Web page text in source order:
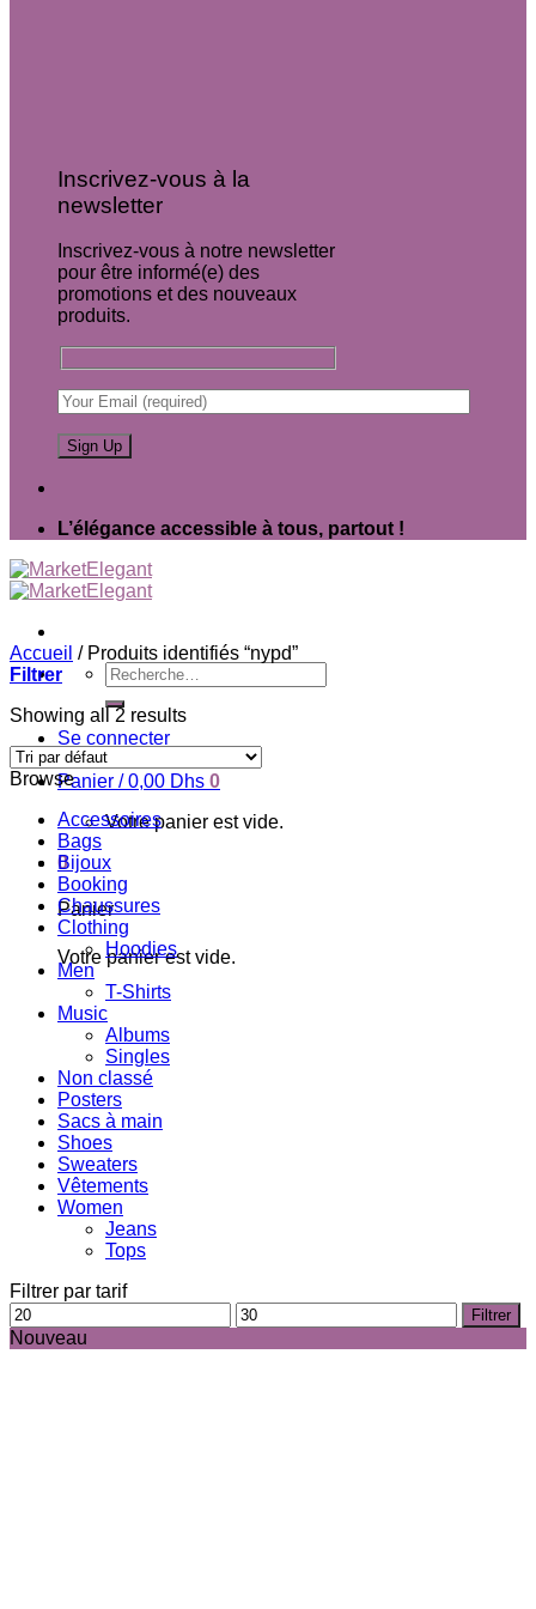
Inscrivez-vous à la
newsletter
Inscrivez-vous à notre newsletter
pour être informé(e) des
promotions et des nouveaux
produits.
L’élégance accessible à tous, partout !
Recherche
pour :
Se connecter
Panier /0,00 Dhs 0
Votre panier est vide.
0
Panier
Votre panier est vide.
Accueil /Produits identifiés “nypd”
Filtrer
Showing all 2 results
Browse
Accessoires
Bags
Bijoux
Booking
Chaussures
Clothing
Hoodies
Men
T-Shirts
Music
Albums
Singles
Non classé
Posters
Sacs à main
Shoes
Sweaters
Vêtements
Women
Jeans
Tops
Filtrer par tarif
Prix
min
Prix
max
Filtrer
Nouveau